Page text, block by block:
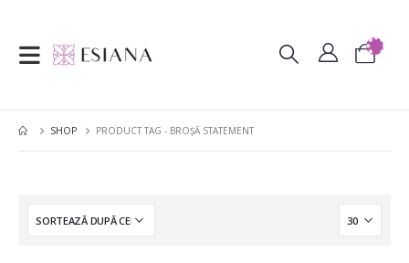
SHOP PRODUCT TAG - BROȘĂ STATEMENT